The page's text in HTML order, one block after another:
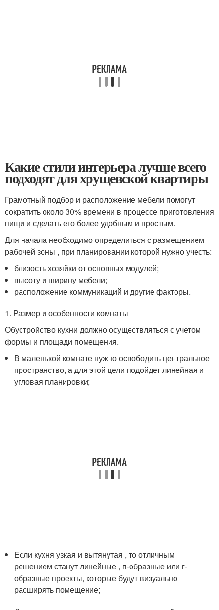
Какие стили интерьера лучше всего
подходят для хрущевской квартиры
Грамотный подбор и расположение мебели помогут
сократить около 30% времени в процессе приготовления
пищи и сделать его более удобным и простым.
Для начала необходимо определиться с размещением
рабочей зоны , при планировании которой нужно учесть:
близость хозяйки от основных модулей;
высоту и ширину мебели;
расположение коммуникаций и другие факторы.
1. Размер и особенности комнаты
Обустройство кухни должно осуществляться с учетом
формы и площади помещения.
В маленькой комнате нужно освободить центральное
пространство, а для этой цели подойдет линейная и
угловая планировки;
Если кухня узкая и вытянутая , то отличным
решением станут линейные , п-образные или г-
образные проекты, которые будут визуально
расширять помещение;